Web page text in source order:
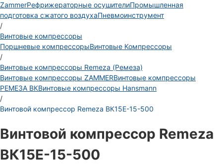
ZammerРефрижераторные осушителиПромышленная
подготовка сжатого воздухаПневмоинструмент
/
Винтовые компрессоры
Поршневые компрессорыВинтовые Компрессоры
/
Винтовые компрессоры Remeza (Ремеза)
Винтовые компрессоры ZAMMERВинтовые компрессоры
РЕМЕЗА ВКВинтовые компрессоры Hansmann
/
Винтовой компрессор Remeza ВК15Е-15-500
Винтовой компрессор Remeza
ВК15Е-15-500